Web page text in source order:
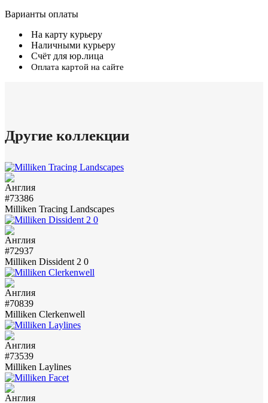
Варианты оплаты
На карту курьеру
Наличными курьеру
Счёт для юр.лица
Оплата картой на сайте
Другие коллекции
#73386
Milliken Tracing Landscapes
#72937
Milliken Dissident 2 0
#70839
Milliken Clerkenwell
#73539
Milliken Laylines